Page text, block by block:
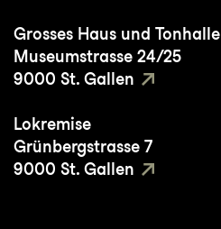
Grosses Haus und Tonhalle
Museumstrasse 24/25
9000 St. Gallen
Lokremise
Grünbergstrasse 7
9000 St. Gallen